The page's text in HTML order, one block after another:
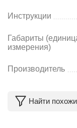
Инструкции
Габариты
измерения)
Производитель
Найти